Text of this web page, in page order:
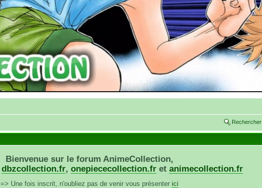
Rechercher
Bienvenue sur le forum AnimeCollection,
dbzcollection.fr, onepiececollection.fr et animecollection.fr
=> Une fois inscrit, n'oubliez pas de venir vous présenter ici